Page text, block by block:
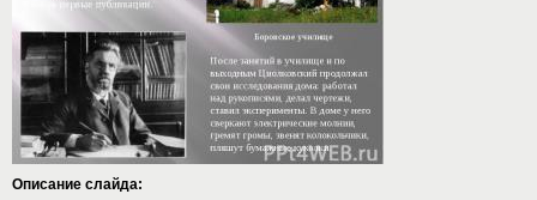
Описание слайда: